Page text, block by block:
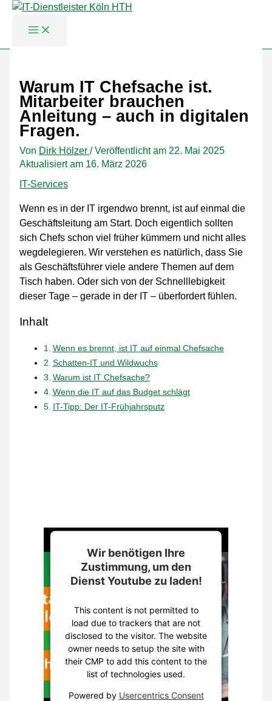
springen
Warum IT Chefsache ist.
Mitarbeiter brauchen
Anleitung – auch in digitalen
Fragen.
Von Dirk Hölzer /Veröffentlicht am 22. Mai 2025
Aktualisiert am 16. März 2026
IT-Services
Wenn es in der IT irgendwo brennt, ist auf einmal die
Geschäftsleitung am Start. Doch eigentlich sollten
sich Chefs schon viel früher kümmern und nicht alles
wegdelegieren. Wir verstehen es natürlich, dass Sie
als Geschäftsführer viele andere Themen auf dem
Tisch haben. Oder sich von der Schnelllebigkeit
dieser Tage – gerade in der IT – überfordert fühlen.
Inhalt
Wenn es brennt, ist IT auf einmal Chefsache
Schatten-IT und Wildwuchs
Warum ist IT Chefsache?
Wenn die IT auf das Budget schlägt
IT-Tipp: Der IT-Frühjahrsputz
Wir benötigen Ihre
Zustimmung, um den
Dienst Youtube zu laden!
This content is not permitted to
load due to trackers that are not
disclosed to the visitor. The website
owner needs to setup the site with
their CMP to add this content to the
list of technologies used.
Powered by Usercentrics Consent